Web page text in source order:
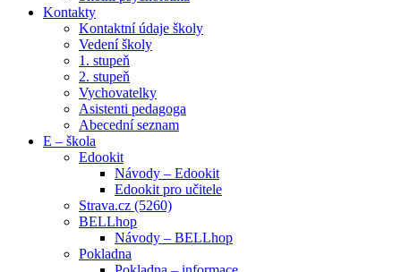
Kontakty
Kontaktní údaje školy
Vedení školy
1. stupeň
2. stupeň
Vychovatelky
Asistenti pedagoga
Abecední seznam
E – škola
Edookit
Návody – Edookit
Edookit pro učitele
Strava.cz (5260)
BELLhop
Návody – BELLhop
Pokladna